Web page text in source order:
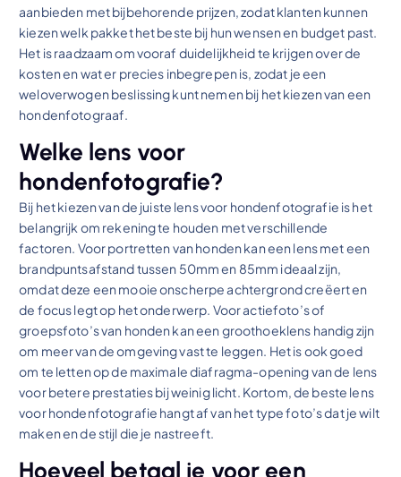
aanbieden met bijbehorende prijzen, zodat klanten kunnen
kiezen welk pakket het beste bij hun wensen en budget past.
Het is raadzaam om vooraf duidelijkheid te krijgen over de
kosten en wat er precies inbegrepen is, zodat je een
weloverwogen beslissing kunt nemen bij het kiezen van een
hondenfotograaf.
Welke lens voor
hondenfotografie?
Bij het kiezen van de juiste lens voor hondenfotografie is het
belangrijk om rekening te houden met verschillende
factoren. Voor portretten van honden kan een lens met een
brandpuntsafstand tussen 50mm en 85mm ideaal zijn,
omdat deze een mooie onscherpe achtergrond creëert en
de focus legt op het onderwerp. Voor actiefoto’s of
groepsfoto’s van honden kan een groothoeklens handig zijn
om meer van de omgeving vast te leggen. Het is ook goed
om te letten op de maximale diafragma-opening van de lens
voor betere prestaties bij weinig licht. Kortom, de beste lens
voor hondenfotografie hangt af van het type foto’s dat je wilt
maken en de stijl die je nastreeft.
Hoeveel betaal je voor een